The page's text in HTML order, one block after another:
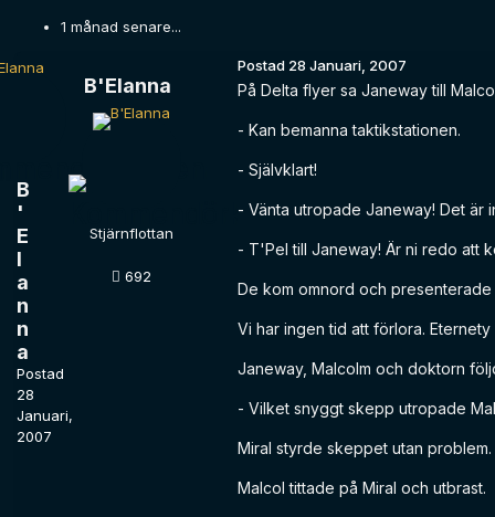
1 månad senare...
B
'
E
l
a
n
n
a
Postad
28
Januari,
2007
B'Elanna
Stjärnflottan
692
Postad 28 Januari, 2007
På Delta flyer sa Janeway till
- Kan bemanna taktikstationen.
- Självklart!
- Vänta utropade Janeway! Det är
- T'Pel till Janeway! Är ni redo att
De kom omnord och
Vi har ingen tid att förlora.
Janeway, Malcolm och doktorn
- Vilket snyggt skepp utropade
Miral styrde skeppet utan
Malcol tittade på Miral och utbrast.